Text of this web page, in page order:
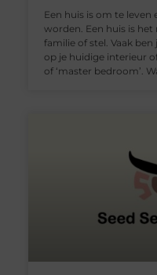
Een huis is om te
worden. Een huis is
familie of stel. Vaak
op je huidige interieur
of ‘master bedroom’.